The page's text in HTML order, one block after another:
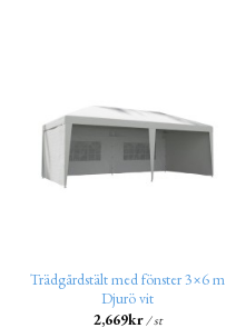
Trädgårdstält med fönster 3×6 m
Djurö vit
2,669kr/ st